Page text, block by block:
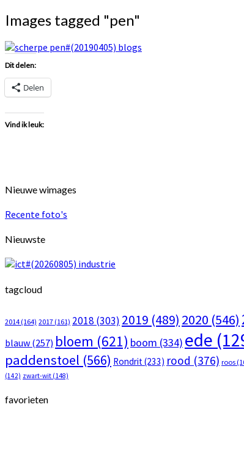
Images tagged "pen"
Dit delen:
Delen
Vind ik leuk:
Nieuwe wimages
Recente foto's
Nieuwste
tagcloud
2014 (164) 2017 (161) 2018 (303) 2019 (489) 2020 (546)
blauw (257) bloem (621) boom (334) ede
paddenstoel (566) Rondrit(233) rood (376) roos
(142) zwart-wit (148)
favorieten